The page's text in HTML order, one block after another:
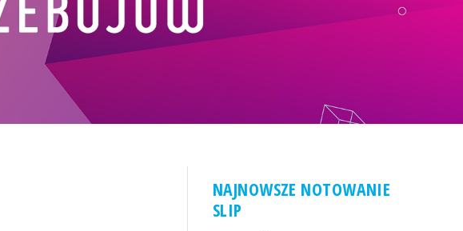
NAJNOWSZE NOTOWANIE
SLIP